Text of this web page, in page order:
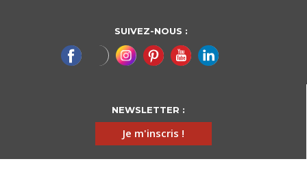
SUIVEZ-NOUS :
NEWSLETTER :
Je m'inscris !